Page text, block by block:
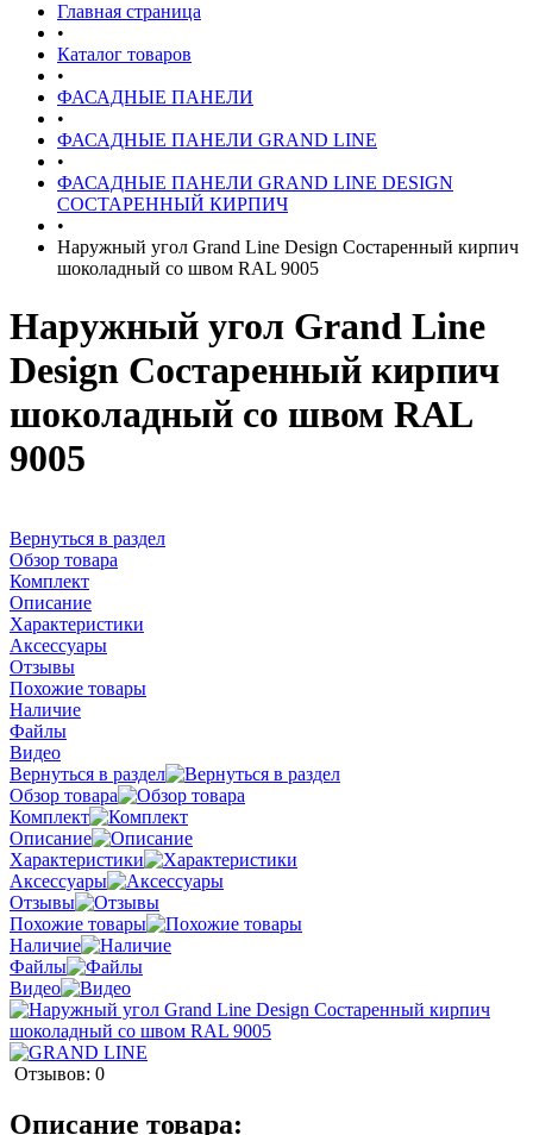
Главная страница
•
Каталог товаров
•
ФАСАДНЫЕ ПАНЕЛИ
•
ФАСАДНЫЕ ПАНЕЛИ GRAND LINE
•
ФАСАДНЫЕ ПАНЕЛИ GRAND LINE DESIGN
СОСТАРЕННЫЙ КИРПИЧ
•
Наружный угол Grand Line Design Состаренный кирпич
шоколадный со швом RAL 9005
Наружный угол Grand Line
Design Состаренный кирпич
шоколадный со швом RAL
9005
Вернуться в раздел
Обзор товара
Комплект
Описание
Характеристики
Аксессуары
Отзывы
Похожие товары
Наличие
Файлы
Видео
Вернуться в раздел
Обзор товара
Комплект
Описание
Характеристики
Аксессуары
Отзывы
Похожие товары
Наличие
Файлы
Видео
Отзывов: 0
Описание товара: